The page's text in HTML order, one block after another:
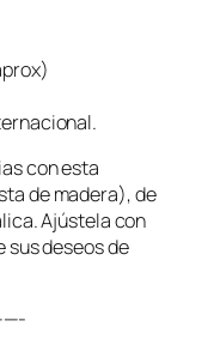
con esta
de madera), de
Ajústela con
sus deseos de